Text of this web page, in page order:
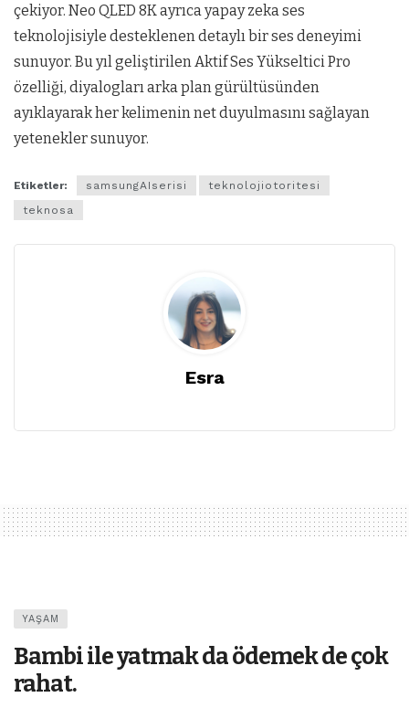
çekiyor. Neo QLED 8K ayrıca yapay zeka ses
teknolojisiyle desteklenen detaylı bir ses deneyimi
sunuyor. Bu yıl geliştirilen Aktif Ses Yükseltici Pro
özelliği, diyalogları arka plan gürültüsünden
ayıklayarak her kelimenin net duyulmasını sağlayan
yetenekler sunuyor.
Etiketler: samsungAIserisi
teknolojiotoritesi
teknosa
Esra
YAŞAM
Bambi ile yatmak da ödemek de çok
rahat.